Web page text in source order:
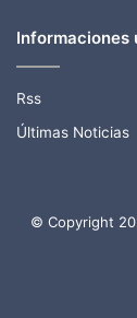
Informaciones
Rss
Últimas Noticias
© Copyright